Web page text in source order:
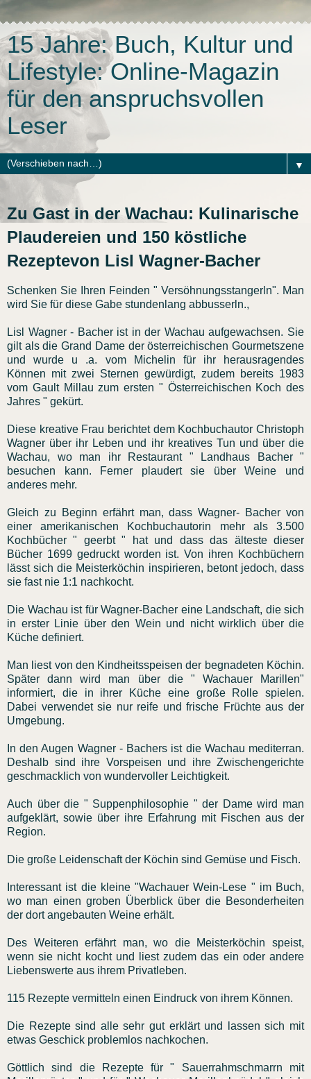
15 Jahre: Buch, Kultur und
Lifestyle: Online-Magazin
für den anspruchsvollen
Leser
▼
Zu Gast in der Wachau: Kulinarische
Plaudereien und 150 köstliche
Rezeptevon Lisl Wagner-Bacher
Schenken Sie Ihren Feinden " Versöhnungsstangerln". Man
wird Sie für diese Gabe stundenlang abbusserln.,
Lisl Wagner - Bacher ist in der Wachau aufgewachsen. Sie
gilt als die Grand Dame der österreichischen Gourmetszene
und wurde u .a. vom Michelin für ihr herausragendes
Können mit zwei Sternen gewürdigt, zudem bereits 1983
vom Gault Millau zum ersten " Österreichischen Koch des
Jahres " gekürt.
Diese kreative Frau berichtet dem Kochbuchautor Christoph
Wagner über ihr Leben und ihr kreatives Tun und über die
Wachau, wo man ihr Restaurant " Landhaus Bacher "
besuchen kann. Ferner plaudert sie über Weine und
anderes mehr.
Gleich zu Beginn erfährt man, dass Wagner- Bacher von
einer amerikanischen Kochbuchautorin mehr als 3.500
Kochbücher " geerbt " hat und dass das älteste dieser
Bücher 1699 gedruckt worden ist. Von ihren Kochbüchern
lässt sich die Meisterköchin inspirieren, betont jedoch, dass
sie fast nie 1:1 nachkocht.
Die Wachau ist für Wagner-Bacher eine Landschaft, die sich
in erster Linie über den Wein und nicht wirklich über die
Küche definiert.
Man liest von den Kindheitsspeisen der begnadeten Köchin.
Später dann wird man über die " Wachauer Marillen"
informiert, die in ihrer Küche eine große Rolle spielen.
Dabei verwendet sie nur reife und frische Früchte aus der
Umgebung.
In den Augen Wagner - Bachers ist die Wachau mediterran.
Deshalb sind ihre Vorspeisen und ihre Zwischengerichte
geschmacklich von wundervoller Leichtigkeit.
Auch über die " Suppenphilosophie " der Dame wird man
aufgeklärt, sowie über ihre Erfahrung mit Fischen aus der
Region.
Die große Leidenschaft der Köchin sind Gemüse und Fisch.
Interessant ist die kleine "Wachauer Wein-Lese " im Buch,
wo man einen groben Überblick über die Besonderheiten
der dort angebauten Weine erhält.
Des Weiteren erfährt man, wo die Meisterköchin speist,
wenn sie nicht kocht und liest zudem das ein oder andere
Liebenswerte aus ihrem Privatleben.
115 Rezepte vermitteln einen Eindruck von ihrem Können.
Die Rezepte sind alle sehr gut erklärt und lassen sich mit
etwas Geschick problemlos nachkochen.
Göttlich sind die Rezepte für " Sauerrahmschmarrn mit